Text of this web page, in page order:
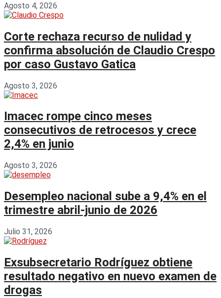
Agosto 4, 2026
Corte rechaza recurso de nulidad y
confirma absolución de Claudio Crespo
por caso Gustavo Gatica
Agosto 3, 2026
Imacec rompe cinco meses
consecutivos de retrocesos y crece
2,4% en junio
Agosto 3, 2026
Desempleo nacional sube a 9,4% en el
trimestre abril-junio de 2026
Julio 31, 2026
Exsubsecretario Rodríguez obtiene
resultado negativo en nuevo examen de
drogas